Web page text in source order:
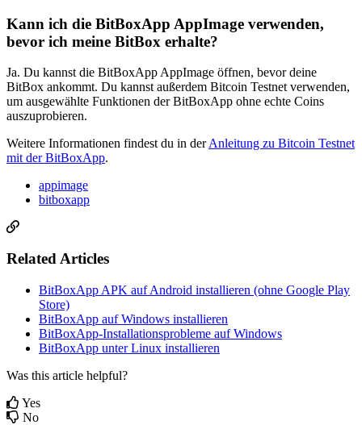
Kann ich die BitBoxApp AppImage verwenden,
bevor ich meine BitBox erhalte?
Ja. Du kannst die BitBoxApp AppImage öffnen, bevor deine
BitBox ankommt. Du kannst außerdem Bitcoin Testnet verwenden,
um ausgewählte Funktionen der BitBoxApp ohne echte Coins
auszuprobieren.
Weitere Informationen findest du in derAnleitung zu Bitcoin Testnet
mit der BitBoxApp.
appimage
bitboxapp
Related Articles
BitBoxApp APK auf Android installieren (ohne Google Play
Store)
BitBoxApp auf Windows installieren
BitBoxApp-Installationsprobleme auf Windows
BitBoxApp unter Linux installieren
Was this article helpful?
Yes
No